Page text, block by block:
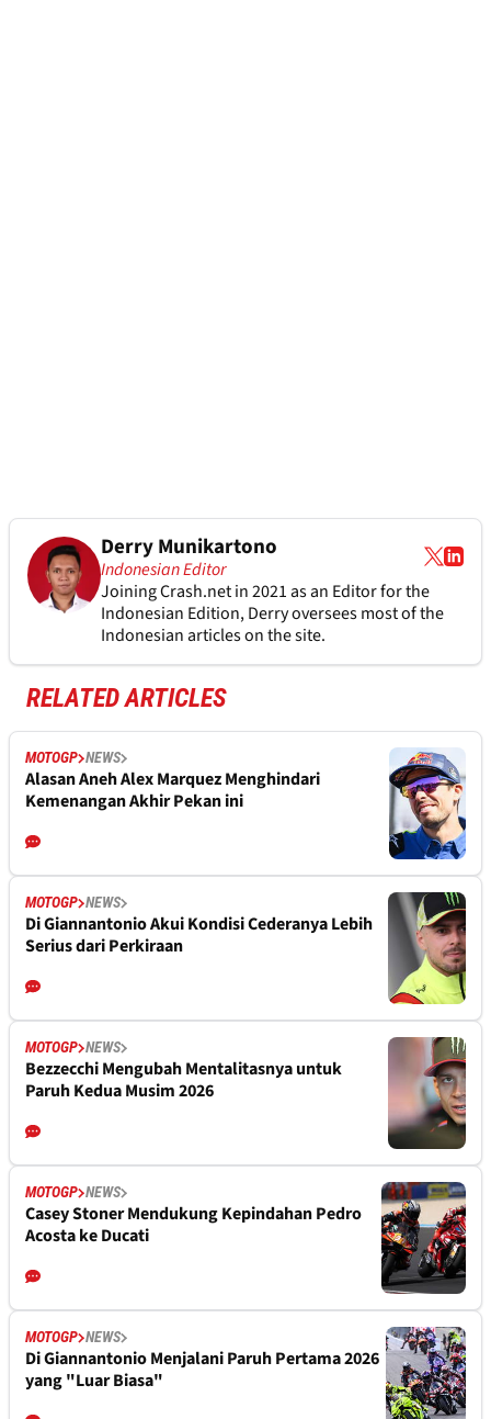
Derry Munikartono
Indonesian Editor
Joining Crash.net in 2021 as an Editor for the
Indonesian Edition, Derry oversees most of the
Indonesian articles on the site.
RELATED ARTICLES
MOTOGP NEWS
Alasan Aneh Alex Marquez Menghindari
Kemenangan Akhir Pekan ini
MOTOGP NEWS
Di Giannantonio Akui Kondisi Cederanya Lebih
Serius dari Perkiraan
MOTOGP NEWS
Bezzecchi Mengubah Mentalitasnya untuk
Paruh Kedua Musim 2026
MOTOGP NEWS
Casey Stoner Mendukung Kepindahan Pedro
Acosta ke Ducati
MOTOGP NEWS
Di Giannantonio Menjalani Paruh Pertama 2026
yang "Luar Biasa"